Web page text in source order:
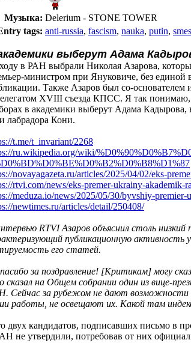
Музыка: Delerium - STONE TOWER
tags: anti-russia, fascism, nauka, putin,
выберут Адама
в РАН выбрали Николая Азарова,
министром при Януковиче, без единой
Также Азаров был со-основателем
XVIII съезда КПСС. Я так
в академики выберут Адама Кадырова,
лабрадора Кони.
t.me/t_invariant/2268
ru.wikipedia.org/wiki/%D0%9
novayagazeta.ru/articles/2025/04/02/eks-
rtvi.com/news/eks-premer-ukrainy-akademik-
meduza.io/news/2025/05/30/byvshiy-premier-
newtimes.ru/articles/detail/250408/
RTVI Азаров объяснил столь низкий
публикационную активность
его статей.
за поздравление! [Критикам] могу
сказал на Общем собрании один из вице-
Сейчас за рубежом не дают возможности
работы, не освещают их. Какой там
двух кандидатов, подписавших письмо в
не утвердили, потребовав от них